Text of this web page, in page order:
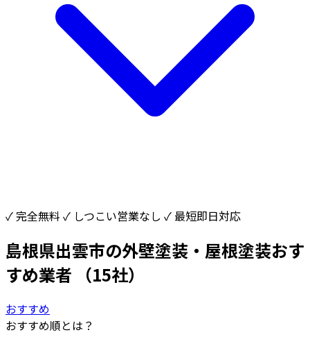
✓ 完全無料 ✓ しつこい営業なし ✓ 最短即日対応
島根県出雲市の外壁塗装・屋根塗装おす
すめ業者
（15社）
おすすめ
おすすめ順とは？